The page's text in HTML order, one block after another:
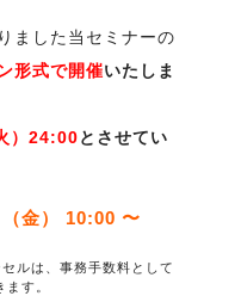
ました当セミナーの
形式で開催いたしま
）24:00とさせてい
（金） 10:00 〜
ルは、事務手数料として
す。